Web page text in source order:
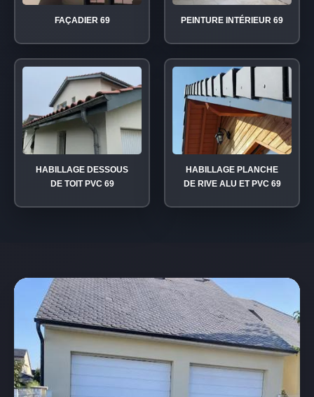
FAÇADIER 69 PEINTURE INTÉRIEUR 69
HABILLAGE DESSOUS
DE TOIT PVC 69
HABILLAGE PLANCHE
DE RIVE ALU ET PVC 69